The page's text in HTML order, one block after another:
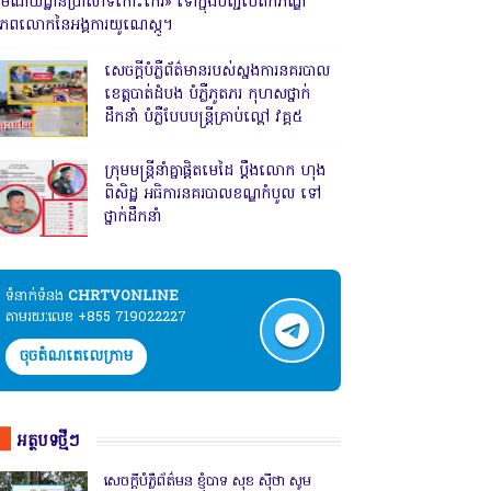
ពលោកនៃអង្គការយូណេស្កូ។
សេចក្តីបំភ្លឺព័ត៌មានរបស់ស្នងការនគរបាល
ខេត្តបាត់ដំបង បំភ្លឺភូតភរ កុហសថ្នាក់
ដឹកនាំ បំភ្លឺបែបបន្ត្រីគ្រាប់ល្ពៅ វគ្គ៥
ក្រុមមន្ត្រីនាំគ្នាផ្ដិតមេដៃ ប្ដឹងលោក ហុង
ពិសិដ្ឋ អធិការនគរបាលខណ្ឌកំបូល ទៅ
ថ្នាក់ដឹកនាំ
ទំនាក់ទំនង​​ CHRTVONLINE
តាមរយៈលេខ +855 719022227
ចុចតំណតេលេក្រាម
អត្ថបទថ្មីៗ
សេចក្តីបំភ្លឺព័ត៌មន ខ្ញុំបាទ សុខ សុីថា សូម